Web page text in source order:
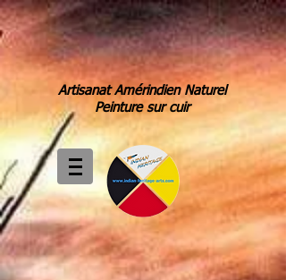
Artisanat Amérindien Naturel
Peinture sur cuir